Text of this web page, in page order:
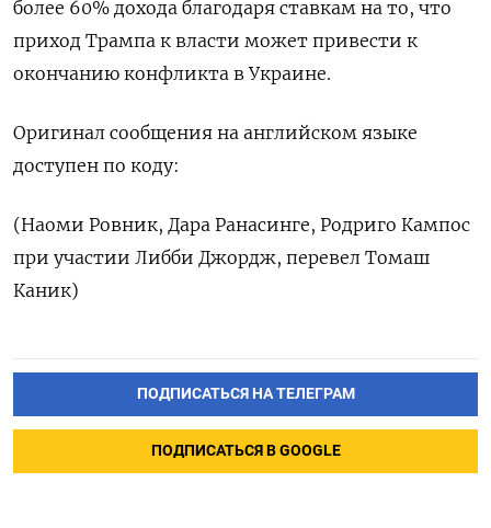
более 60% дохода благодаря ставкам на то, что
приход Трампа к власти может привести к
окончанию конфликта в Украине.
Оригинал сообщения на английском языке
доступен по коду:
(Наоми Ровник, Дара Ранасинге, Родриго Кампос
при участии Либби Джордж, перевел Томаш
Каник)
ПОДПИСАТЬСЯ НА ТЕЛЕГРАМ
ПОДПИСАТЬСЯ В GOOGLE